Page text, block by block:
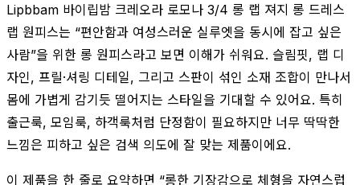
Lipbbam 바이립밤 크레오라 로모나 3/4 롱 랩 져지 롱 드레스
랩 원피스는 “편안함과 여성스러운 실루엣을 동시에 잡고 싶은
사람”을 위한 롱 원피스라고 보면 이해가 쉬워요. 슬림핏, 랩 디
자인, 프릴·셔링 디테일, 그리고 스판이 섞인 소재 조합이 만나서
몸에 가볍게 감기듯 떨어지는 스타일을 기대할 수 있어요. 특히
출근룩, 모임룩, 하객룩처럼 단정함이 필요하지만 너무 딱딱한
느낌은 피하고 싶은 검색 의도에 잘 맞는 제품이에요.
이 제품을 한 줄로 요약하면 “롱한 기장감으로 체형을 자연스럽